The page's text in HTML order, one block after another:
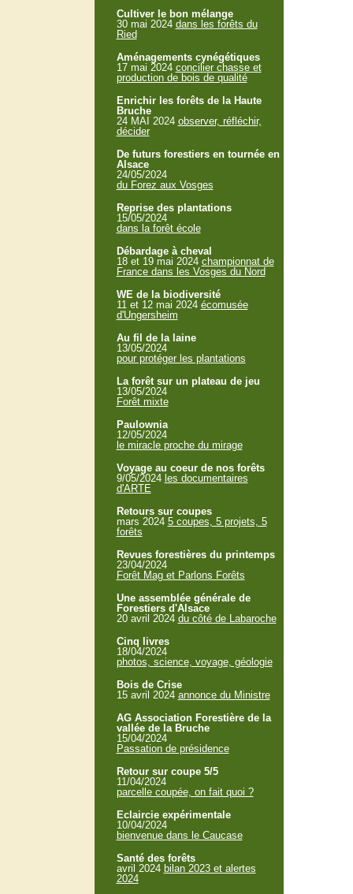
Cultiver le bon mélange
30 mai 2024 dans les forêts du
Ried
Aménagements cynégétiques
17 mai 2024 concilier chasse et
production de bois de qualité
Enrichir les forêts de la Haute
Bruche
24 MAI 2024 observer, réfléchir,
décider
De futurs forestiers en tournée en
Alsace
24/05/2024
du Forez aux Vosges
Reprise des plantations
15/05/2024
dans la forêt école
Débardage à cheval
18 et 19 mai 2024 championnat de
France dans les Vosges du Nord
WE de la biodiversité
11 et 12 mai 2024 écomusée
d'Ungersheim
Au fil de la laine
13/05/2024
pour protéger les plantations
La forêt sur un plateau de jeu
13/05/2024
Forêt mixte
Paulownia
12/05/2024
le miracle proche du mirage
Voyage au coeur de nos forêts
9/05/2024 les documentaires
d'ARTE
Retours sur coupes
mars 2024 5 coupes, 5 projets, 5
forêts
Revues forestières du printemps
23/04/2024
Forêt Mag et Parlons Forêts
Une assemblée générale de
Forestiers d'Alsace
20 avril 2024 du côté de Labaroche
Cinq livres
18/04/2024
photos, science, voyage, géologie
Bois de Crise
15 avril 2024 annonce du Ministre
AG Association Forestière de la
vallée de la Bruche
15/04/2024
Passation de présidence
Retour sur coupe 5/5
11/04/2024
parcelle coupée, on fait quoi ?
Eclaircie expérimentale
10/04/2024
bienvenue dans le Caucase
Santé des forêts
avril 2024 bilan 2023 et alertes
2024